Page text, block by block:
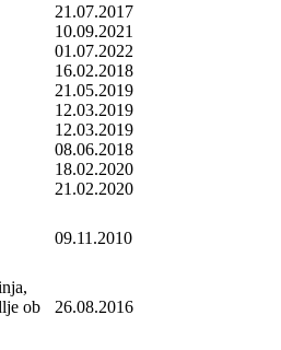
21.07.2017
10.09.2021
01.07.2022
16.02.2018
21.05.2019
12.03.2019
12.03.2019
08.06.2018
18.02.2020
21.02.2020
09.11.2010
ob
26.08.2016